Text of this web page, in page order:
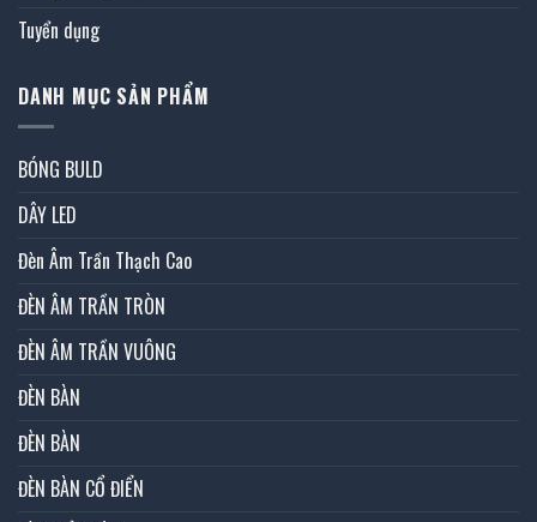
Tuyển dụng
DANH MỤC SẢN PHẨM
BÓNG BULD
DÂY LED
Đèn Âm Trần Thạch Cao
ĐÈN ÂM TRẦN TRÒN
ĐÈN ÂM TRẦN VUÔNG
ĐÈN BÀN
ĐÈN BÀN
ĐÈN BÀN CỔ ĐIỂN